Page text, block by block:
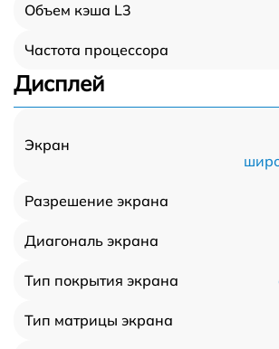
Объем кэша L3
Частота процессора
Дисплей
Экран
Разрешение экрана
Диагональ экрана
Тип покрытия экрана
Тип матрицы экрана